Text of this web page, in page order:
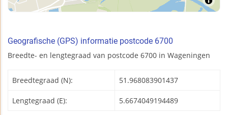
Geografische (GPS) informatie postcode 6700
Breedte- en lengtegraad van postcode 6700 in Wageningen
Breedtegraad (N): 51.968083901437
Lengtegraad (E): 5.6674049194489